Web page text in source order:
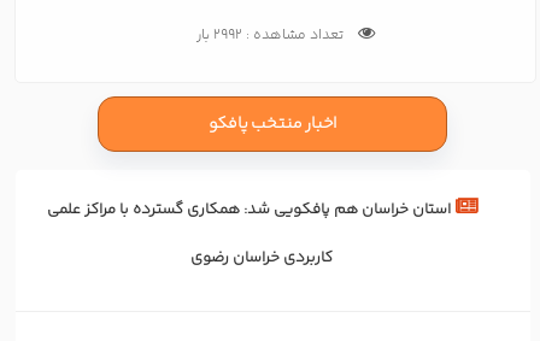
تعداد مشاهده : 2992 بار
اخبار منتخب پافکو
استان خراسان هم پافکویی شد: همکاری‌ گسترده با مراکز علمی
کاربردی خراسان رضوی